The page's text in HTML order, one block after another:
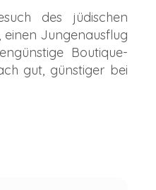
des jüdischen
einen Jungenausflug
Boutique-
gut, günstiger bei